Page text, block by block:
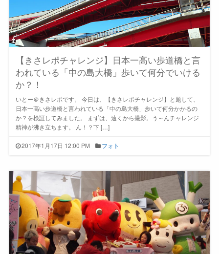
【きさレポチャレンジ】日本一高い歩道橋と言
われている「中の島大橋」歩いて何分でいける
か？！
いとー＠きさレポです。 今日は、【きさレポチャレンジ】と題して、
日本一高い歩道橋と言われている「中の島大橋」歩いて何分かかるの
か？を検証してみました。 まずは、遠くから撮影。う～んチャレンジ
精神が沸き立ちます。 ん！？下 […]
2017年1月17日 12:00 PM フォト